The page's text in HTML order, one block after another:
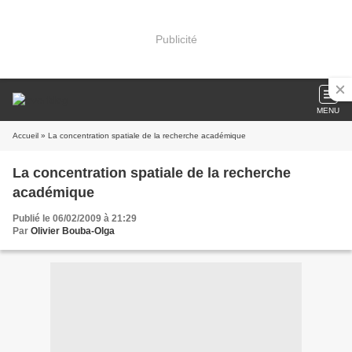
Publicité
MENU
Accueil » La concentration spatiale de la recherche académique
La concentration spatiale de la recherche
académique
Publié le 06/02/2009 à 21:29
Par Olivier Bouba-Olga